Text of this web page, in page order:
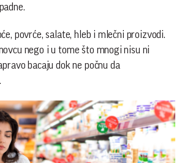
povrće, salate, hleb i mlečni proizvodi.
nego i u tome što mnogi nisu ni
bacaju dok ne počnu da